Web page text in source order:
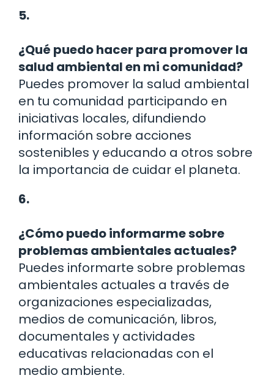
5.
¿Qué puedo hacer para promover la
salud ambiental en mi comunidad?
Puedes promover la salud ambiental
en tu comunidad participando en
iniciativas locales, difundiendo
información sobre acciones
sostenibles y educando a otros sobre
la importancia de cuidar el planeta.
6.
¿Cómo puedo informarme sobre
problemas ambientales actuales?
Puedes informarte sobre problemas
ambientales actuales a través de
organizaciones especializadas,
medios de comunicación, libros,
documentales y actividades
educativas relacionadas con el
medio ambiente.